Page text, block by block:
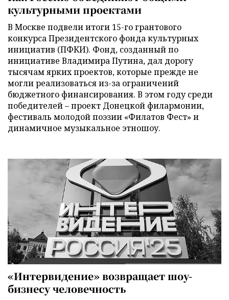
культурными проектами
В Москве подвели итоги 15-го грантового
конкурса Президентского фонда культурных
инициатив (ПФКИ). Фонд, созданный по
инициативе Владимира Путина, дал дорогу
тысячам ярких проектов, которые прежде не
могли реализоваться из-за ограничений
бюджетного финансирования. В этом году среди
победителей – проект Донецкой филармонии,
фестиваль молодой поэзии «Филатов Фест» и
динамичное музыкальное этношоу.
«Интервидение» возвращает шоу-
бизнесу человечность